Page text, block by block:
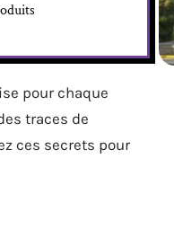
pour chaque
traces de
ces secrets pour